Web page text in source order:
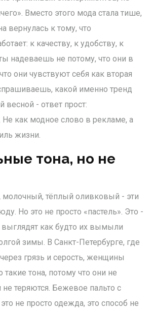
Вместо этого мода стала тише,
вернулась к тому, что
к качеству, к удобству, к
надеваешь не потому, что они в
они чувствуют себя как вторая
какой именно тренд
весной - ответ прост:
. Не как модное слово в рекламе, а
жизни.
тона, но не
тёплый оливковый - эти
Но это не просто «пастель». Это -
выглядят как будто их вымыли
зимы. В Санкт-Петербурге, где
грязь и серость, женщины
тона, потому что они не
теряются. Бежевое пальто с
не просто одежда, это способ не